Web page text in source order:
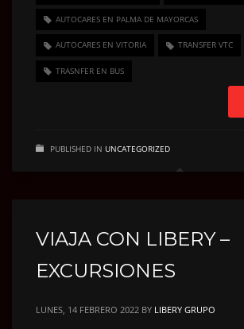
AUTOCARES EN PALMA DE MAYORCAS
AUTOCARES EN VITORIA TRANSFER VTC
TRASNFER EN BUS
PUBLISHED IN UNCATEGORIZED
VIAJA CON LIBERY –
EXCURSIONES
LUNES, 14 FEBRERO 2022 BY LIBERY GRUPO